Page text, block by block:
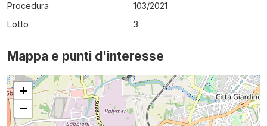
Procedura
103/2021
Lotto
3
Mappa e punti d'interesse
+
−